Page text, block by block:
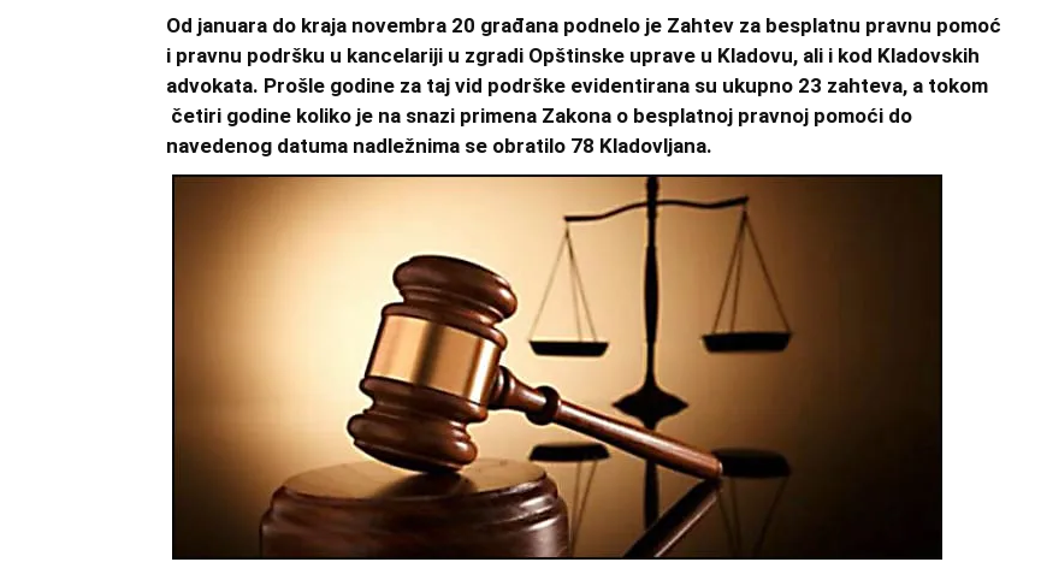
Od januara do kraja novembra 20 građana podnelo je Zahtev za besplatnu pravnu pomoć
i pravnu podršku u kancelariji u zgradi Opštinske uprave u Kladovu, ali i kod Kladovskih
advokata. Prošle godine za taj vid podrške evidentirana su ukupno 23 zahteva, a tokom
četiri godine koliko je na snazi primena Zakona o besplatnoj pravnoj pomoći do
navedenog datuma nadležnima se obratilo 78 Kladovljana.